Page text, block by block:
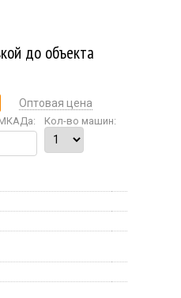
до объекта
Оптовая цена
Кол-во машин: